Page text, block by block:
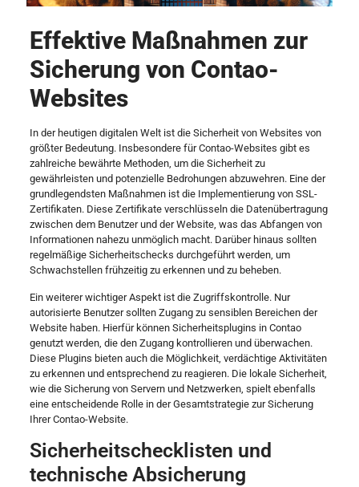
Effektive Maßnahmen zur
Sicherung von Contao-
Websites
In der heutigen digitalen Welt ist die Sicherheit von Websites von
größter Bedeutung. Insbesondere für Contao-Websites gibt es
zahlreiche bewährte Methoden, um die Sicherheit zu
gewährleisten und potenzielle Bedrohungen abzuwehren. Eine der
grundlegendsten Maßnahmen ist die Implementierung von SSL-
Zertifikaten. Diese Zertifikate verschlüsseln die Datenübertragung
zwischen dem Benutzer und der Website, was das Abfangen von
Informationen nahezu unmöglich macht. Darüber hinaus sollten
regelmäßige Sicherheitschecks durchgeführt werden, um
Schwachstellen frühzeitig zu erkennen und zu beheben.
Ein weiterer wichtiger Aspekt ist die Zugriffskontrolle. Nur
autorisierte Benutzer sollten Zugang zu sensiblen Bereichen der
Website haben. Hierfür können Sicherheitsplugins in Contao
genutzt werden, die den Zugang kontrollieren und überwachen.
Diese Plugins bieten auch die Möglichkeit, verdächtige Aktivitäten
zu erkennen und entsprechend zu reagieren. Die lokale Sicherheit,
wie die Sicherung von Servern und Netzwerken, spielt ebenfalls
eine entscheidende Rolle in der Gesamtstrategie zur Sicherung
Ihrer Contao-Website.
Sicherheitschecklisten und
technische Absicherung